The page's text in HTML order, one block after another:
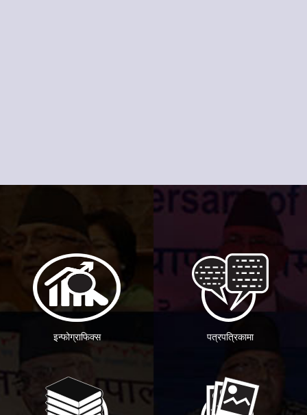
इन्फोग्राफिक्स पत्रपत्रिकामा